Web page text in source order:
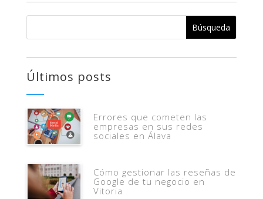
Últimos posts
Errores que cometen las
empresas en sus redes
sociales en Álava
Cómo gestionar las reseñas de
Google de tu negocio en
Vitoria